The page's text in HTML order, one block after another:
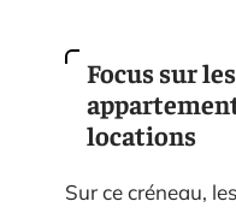
Focus sur
locations
Sur ce créneau,